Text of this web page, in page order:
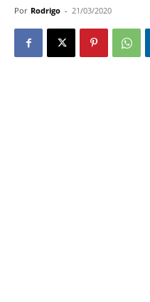
Por Rodrigo - 21/03/2020